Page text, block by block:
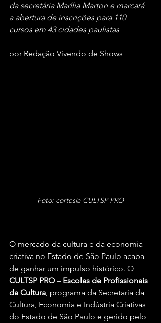
da secretária Marília Marton e marcará
a abertura de inscrições para 110
cursos em 43 cidades paulistas
por Redação Vivendo de Shows
Foto: cortesia CULTSP PRO
O mercado da cultura e da economia
criativa no Estado de São Paulo acaba
de ganhar um impulso histórico. O
CULTSP PRO – Escolas de Profissionais
da Cultura , programa da Secretaria da
Cultura, Economia e Indústria Criativas
do Estado de São Paulo e gerido pelo